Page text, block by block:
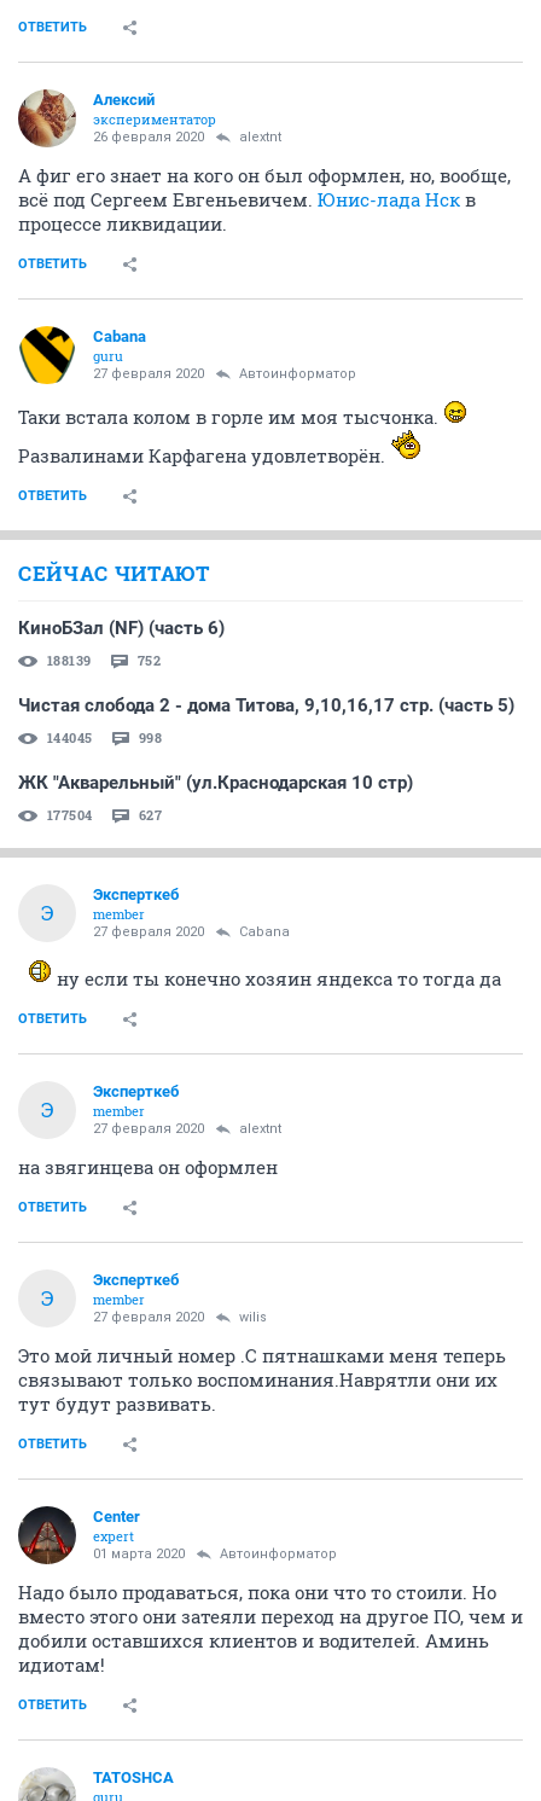
ОТВЕТИТЬ
Алексий
экспериментатор
26 февраля 2020 alextnt
А фиг его знает на кого он был оформлен, но, вообще,
всё под Сергеем Евгеньевичем. Юнис-лада Нск в
процессе ликвидации.
ОТВЕТИТЬ
Cabana
guru
27 февраля 2020 Автоинформатор
Таки встала колом в горле им моя тысчонка.
Развалинами Карфагена удовлетворён.
ОТВЕТИТЬ
СЕЙЧАС ЧИТАЮТ
КиноБЗал (NF) (часть 6)
188139 752
Чистая слобода 2 - дома Титова, 9,10,16,17 стр. (часть 5)
144045 998
ЖК "Акварельный" (ул.Краснодарская 10 стр)
177504 627
Э
Эксперткеб
member
27 февраля 2020 Cabana
ну если ты конечно хозяин яндекса то тогда да
ОТВЕТИТЬ
Э
Эксперткеб
member
27 февраля 2020 alextnt
на звягинцева он оформлен
ОТВЕТИТЬ
Э
Эксперткеб
member
27 февраля 2020 wilis
Это мой личный номер .С пятнашками меня теперь
связывают только воспоминания.Наврятли они их
тут будут развивать.
ОТВЕТИТЬ
Center
expert
01 марта 2020 Автоинформатор
Надо было продаваться, пока они что то стоили. Но
вместо этого они затеяли переход на другое ПО, чем и
добили оставшихся клиентов и водителей. Аминь
идиотам!
ОТВЕТИТЬ
TATOSHCA
guru